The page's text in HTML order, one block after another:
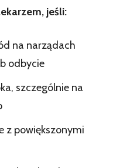
jeśli:
na narządach
odbycie
szczególnie na
z powiększonymi